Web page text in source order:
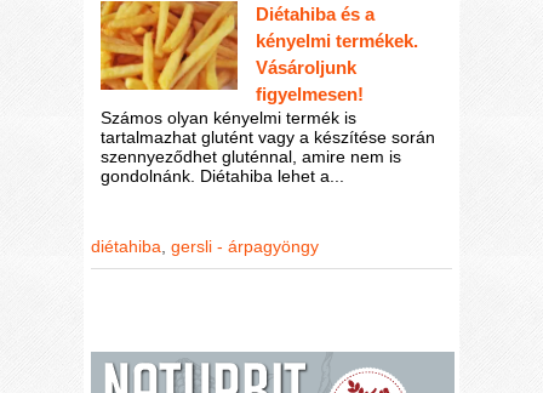
Diétahiba és a
kényelmi termékek.
Vásároljunk
figyelmesen!
Számos olyan kényelmi termék is
tartalmazhat glutént vagy a készítése során
szennyeződhet gluténnal, amire nem is
gondolnánk. Diétahiba lehet a...
diétahiba ,gersli - árpagyöngy